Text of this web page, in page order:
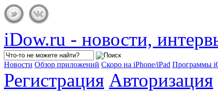
iDow.ru - новости,
Новости Обзор приложений Скоро на iPhone/iPad Программы
Регистрация Авторизация